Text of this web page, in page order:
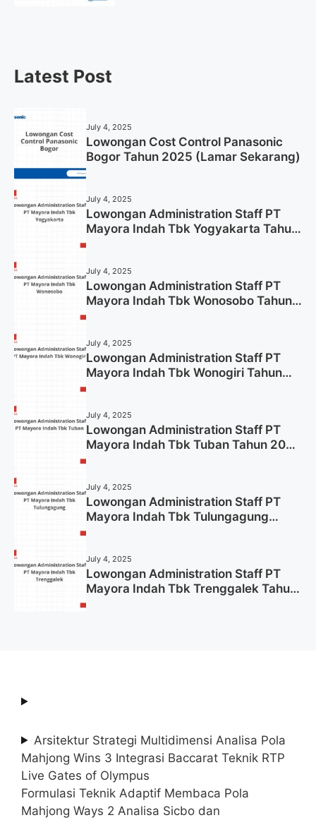
Latest Post
July 4, 2025
Lowongan Cost Control Panasonic
Bogor Tahun 2025 (Lamar Sekarang)
July 4, 2025
Lowongan Administration Staff PT
Mayora Indah Tbk Yogyakarta Tahun
July 4, 2025
Lowongan Administration Staff PT
Mayora Indah Tbk Wonosobo Tahun
July 4, 2025
Lowongan Administration Staff PT
Mayora Indah Tbk Wonogiri Tahun
July 4, 2025
Lowongan Administration Staff PT
Mayora Indah Tbk Tuban Tahun 2025
July 4, 2025
Lowongan Administration Staff PT
Mayora Indah Tbk Tulungagung
July 4, 2025
Lowongan Administration Staff PT
Mayora Indah Tbk Trenggalek Tahun
Arsitektur Strategi Multidimensi Analisa Pola
Mahjong Wins 3 Integrasi Baccarat Teknik RTP
Live Gates of Olympus
Formulasi Teknik Adaptif Membaca Pola
Mahjong Ways 2 Analisa Sicbo dan